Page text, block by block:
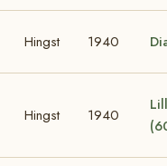
Hingst 1940
Hingst 1940